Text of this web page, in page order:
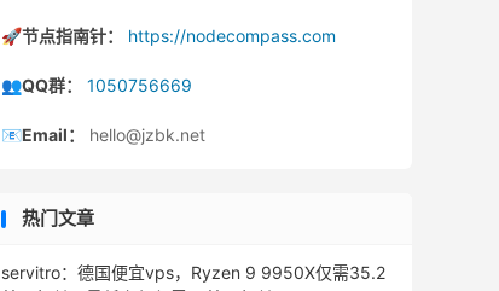
🚀节点指南针： https://nodecompass.com
👥QQ群： 1050756669
📧Email： hello@jzbk.net
热门文章
servitro：德国便宜vps，Ryzen 9 9950X仅需35.2